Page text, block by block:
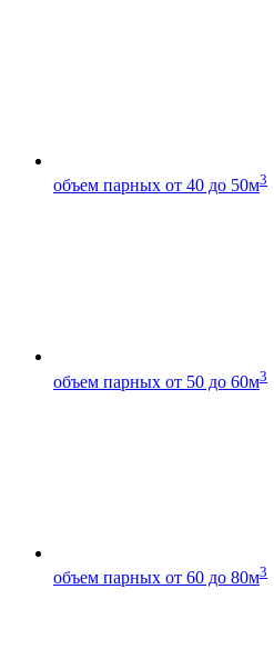
объем парных от 40 до 50м3
объем парных от 50 до 60м3
объем парных от 60 до 80м3